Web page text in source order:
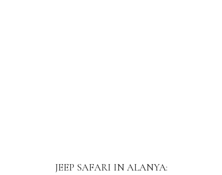
JEEP SAFARI IN ALANYA: